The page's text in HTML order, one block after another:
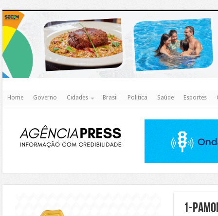
Home Governo Cidades Brasil Politica Saúde Esportes
1-